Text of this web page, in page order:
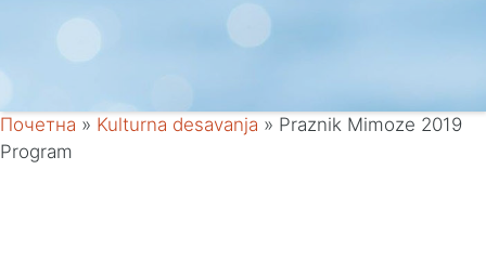
Почетна » Kulturna desavanja » Praznik Mimoze 2019
Program